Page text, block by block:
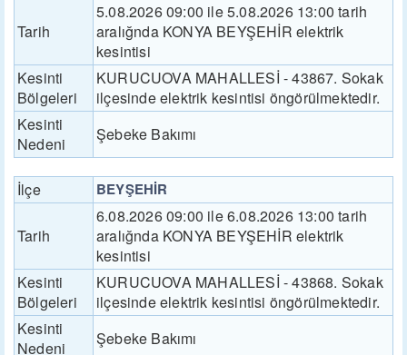
Tarih
5.08.2026 09:00 ile 5.08.2026 13:00 tarih
aralığnda KONYA BEYŞEHİR elektrik
kesintisi
Kesinti
Bölgeleri
KURUCUOVA MAHALLESİ - 43867. Sokak
ilçesinde elektrik kesintisi öngörülmektedir.
Kesinti
Nedeni
Şebeke Bakımı
İlçe BEYŞEHİR
Tarih
6.08.2026 09:00 ile 6.08.2026 13:00 tarih
aralığnda KONYA BEYŞEHİR elektrik
kesintisi
Kesinti
Bölgeleri
KURUCUOVA MAHALLESİ - 43868. Sokak
ilçesinde elektrik kesintisi öngörülmektedir.
Kesinti
Nedeni
Şebeke Bakımı